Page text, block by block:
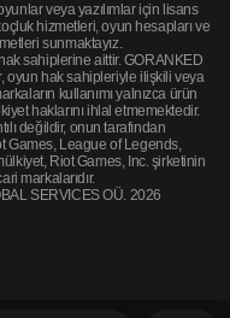
veya yazılımlar için lisans
hizmetleri, oyun hesapları ve
sunmaktayız.
sahiplerine aittir. GORANKED
oyun hak sahipleriyle ilişkili veya
kullanımı yalnızca ürün
haklarını ihlal etmemektedir.
değildir, onun tarafından
Games, League of Legends,
Riot Games, Inc. şirketinin
markalarıdır.
SERVICES OÜ. 2026